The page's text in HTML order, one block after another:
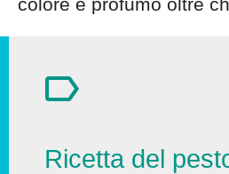
Ricetta del